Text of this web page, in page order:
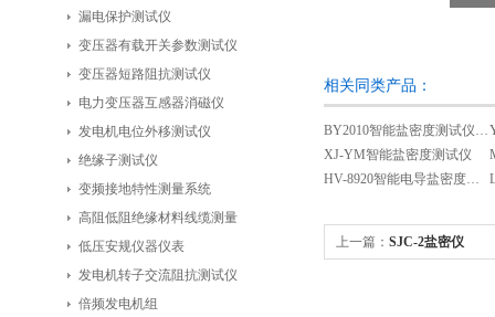
漏电保护测试仪
变压器有载开关参数测试仪
变压器短路阻抗测试仪
电力变压器互感器消磁仪
发电机电位外移测试仪
绝缘子测试仪
变频接地特性测量系统
高阻低阻绝缘材料线缆测量
低压安规仪器仪表
发电机转子交流阻抗测试仪
倍频发电机组
相关同类产品：
BY2010智能盐密度测试仪（新型）
XJ-YM智能盐密度测试仪
HV-8920智能电导盐密度测试仪
上一篇： SJC-2盐密仪